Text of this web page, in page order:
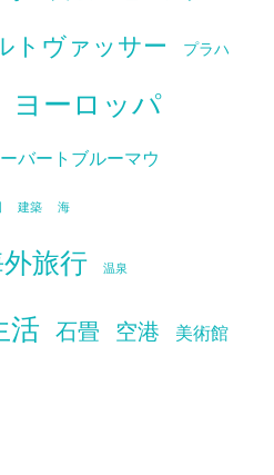
トヴァッサー プラハ
ヨーロッパ
バートブルーマウ
建築 海
旅行 温泉
活 石畳 空港 美術館